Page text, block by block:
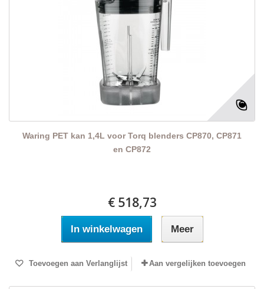
Waring PET kan 1,4L voor Torq blenders CP870, CP871
en CP872
€ 518,73
In winkelwagen Meer
Toevoegen aan Verlanglijst Aan vergelijken toevoegen